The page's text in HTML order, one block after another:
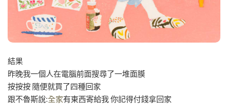
結果
昨晚我一個人在電腦前面搜尋了一堆面膜
按按按 隨便就買了四種回家
跟不魯斯說:全家有東西寄給我 你記得付錢拿回家